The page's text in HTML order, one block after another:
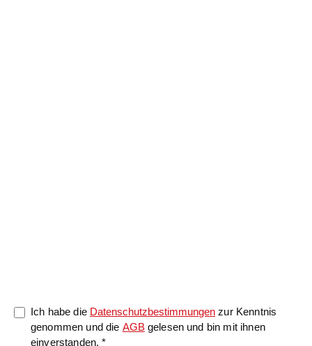
Ich habe die Datenschutzbestimmungen zur Kenntnis
genommen und die AGBgelesen und bin mit ihnen
einverstanden. *